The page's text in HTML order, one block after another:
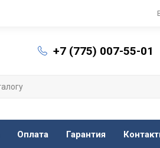
+7 (775) 007-55-01
Оплата Гарантия